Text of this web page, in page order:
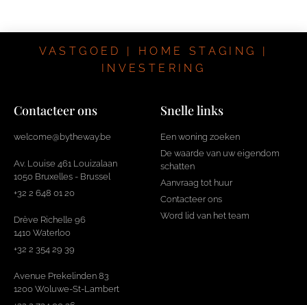
VASTGOED | HOME STAGING |
INVESTERING
Contacteer ons
welcome@bytheway.be
Av. Louise 461 Louizalaan
1050 Bruxelles - Brussel
+32 2 648 01 20
Drève Richelle 96
1410 Waterloo
+32 2 354 29 39
Avenue Prekelinden 83
1200 Woluwe-St-Lambert
Snelle links
Een woning zoeken
De waarde van uw eigendom
schatten
Aanvraag tot huur
Contacteer ons
Word lid van het team